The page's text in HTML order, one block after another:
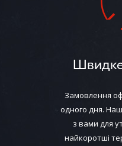
Замовлення
одного дня.
з вами для
найкоротші